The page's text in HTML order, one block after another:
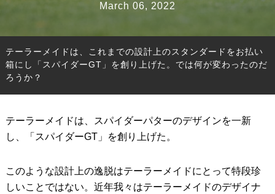
March 06, 2022
テーラーメイドは、これまでの設計上のスタンダードをお払い
箱にし「スパイダーGT」を創り上げた。では何が変わったのだ
ろうか？
テーラーメイドは、スパイダーパターのデザインを一新
し、「スパイダーGT」を創り上げた。
このような設計上の逸脱はテーラーメイドにとって特段珍
しいことではない。近年我々はテーラーメイドのデザイナ
製品レビュー
FAIRWAY WOODS フェアウェイウッド
HYBRIDS
WEDGES ウェッジ
OTHER その他